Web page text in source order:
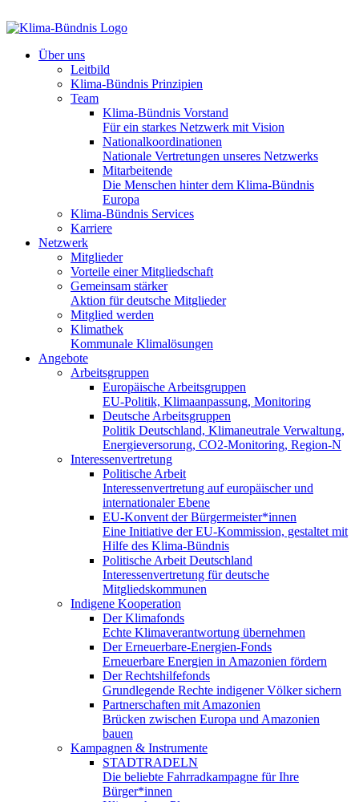
Über uns
Leitbild
Klima-Bündnis Prinzipien
Team
Klima-Bündnis Vorstand
Für ein starkes Netzwerk mit Vision
Nationalkoordinationen
Nationale Vertretungen unseres Netzwerks
Mitarbeitende
Die Menschen hinter dem Klima-Bündnis
Europa
Klima-Bündnis Services
Karriere
Netzwerk
Mitglieder
Vorteile einer Mitgliedschaft
Gemeinsam stärker
Aktion für deutsche Mitglieder
Mitglied werden
Klimathek
Kommunale Klimalösungen
Angebote
Arbeitsgruppen
Europäische Arbeitsgruppen
EU-Politik, Klimaanpassung, Monitoring
Deutsche Arbeitsgruppen
Politik Deutschland, Klimaneutrale Verwaltung,
Energieversorung, CO2-Monitoring, Region-N
Interessenvertretung
Politische Arbeit
Interessenvertretung auf europäischer und
internationaler Ebene
EU-Konvent der Bürgermeister*innen
Eine Initiative der EU-Kommission, gestaltet mit
Hilfe des Klima-Bündnis
Politische Arbeit Deutschland
Interessenvertretung für deutsche
Mitgliedskommunen
Indigene Kooperation
Der Klimafonds
Echte Klimaverantwortung übernehmen
Der Erneuerbare-Energien-Fonds
Erneuerbare Energien in Amazonien fördern
Der Rechtshilfefonds
Grundlegende Rechte indigener Völker sichern
Partnerschaften mit Amazonien
Brücken zwischen Europa und Amazonien
bauen
Kampagnen & Instrumente
STADTRADELN
Die beliebte Fahrradkampagne für Ihre
Bürger*innen